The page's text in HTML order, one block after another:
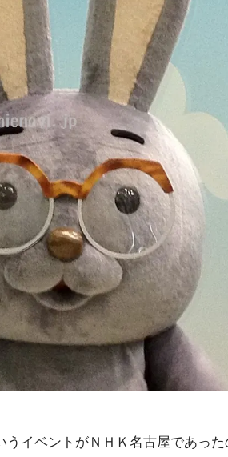
イベントがＮＨＫ名古屋であった